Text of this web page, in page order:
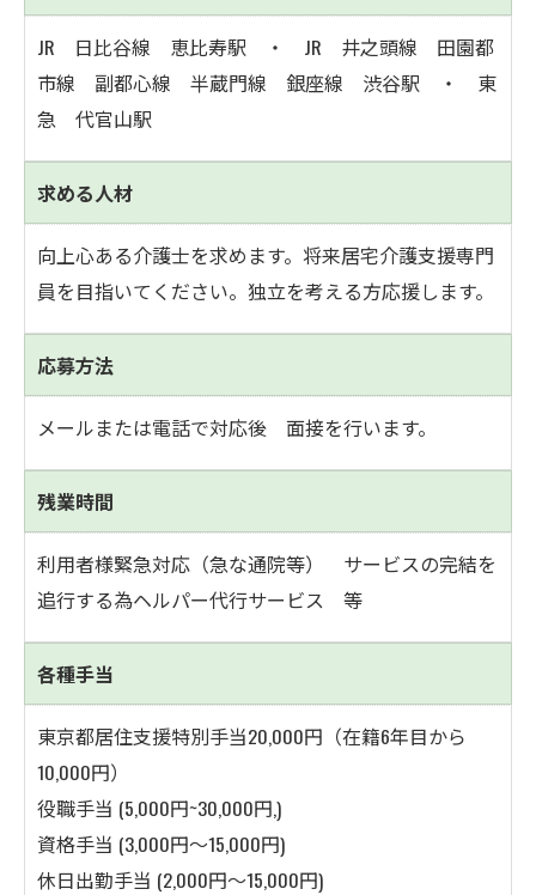
JR 日比谷線 恵比寿駅 ・ JR 井之頭線 田園都
市線 副都心線 半蔵門線 銀座線 渋谷駅 ・ 東
急 代官山駅
求める人材
向上心ある介護士を求めます。将来居宅介護支援専門
員を目指いてください。独立を考える方応援します。
応募方法
メールまたは電話で対応後 面接を行います。
残業時間
利用者様緊急対応（急な通院等） サービスの完結を
追行する為ヘルパー代行サービス 等
各種手当
東京都居住支援特別手当20,000円（在籍6年目から
10,000円）
役職手当 (5,000円~30,000円,)
資格手当 (3,000円～15,000円)
休日出勤手当 (2,000円～15,000円)